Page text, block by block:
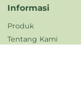
Informasi
Produk
Tentang Kami